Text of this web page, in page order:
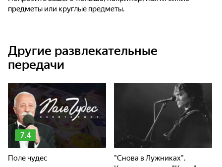
предметы или круглые предметы.
Другие развлекательные
передачи
7.4
Поле чудес
"Снова в Лужниках".